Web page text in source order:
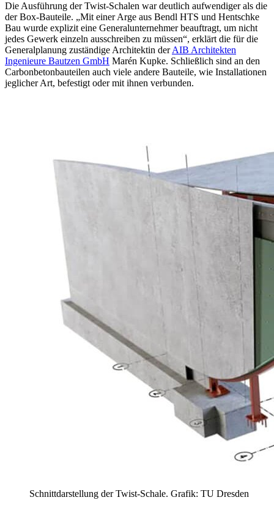
Die Ausführung der Twist-Schalen war deutlich aufwendiger als die
der Box-Bauteile. „Mit einer Arge aus Bendl HTS und Hentschke
Bau wurde explizit eine Generalunternehmer beauftragt, um nicht
jedes Gewerk einzeln ausschreiben zu müssen“, erklärt die für die
Generalplanung zuständige Architektin derAIB Architekten
Ingenieure Bautzen GmbH Marén Kupke. Schließlich sind an den
Carbonbetonbauteilen auch viele andere Bauteile, wie Installationen
jeglicher Art, befestigt oder mit ihnen verbunden.
Schnittdarstellung der Twist-Schale. Grafik: TU Dresden